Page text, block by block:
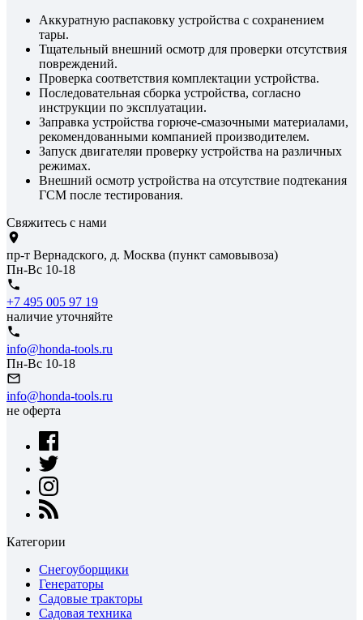
Аккуратную распаковку устройства с сохранением
тары.
Тщательный внешний осмотр для проверки отсутствия
повреждений.
Проверка соответствия комплектации устройства.
Последовательная сборка устройства, согласно
инструкции по эксплуатации.
Заправка устройства горюче-смазочными материалами,
рекомендованными компанией производителем.
Запуск двигателяи проверку устройства на различных
режимах.
Внешний осмотр устройства на отсутствие подтекания
ГСМ после тестирования.
Свяжитесь с нами
пр-т Вернадского, д. Москва (пункт самовывоза)
Пн-Вс 10-18
+7 495 005 97 19
наличие уточняйте
info@honda-tools.ru
Пн-Вс 10-18
info@honda-tools.ru
не оферта
Категории
Снегоуборщики
Генераторы
Садовые тракторы
Садовая техника